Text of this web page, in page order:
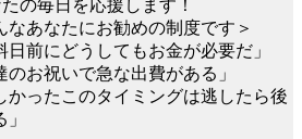
の毎日を応援します！
なあなたにお勧めの制度です＞
日前にどうしてもお金が必要だ」
のお祝いで急な出費がある」
かったこのタイミングは逃したら後